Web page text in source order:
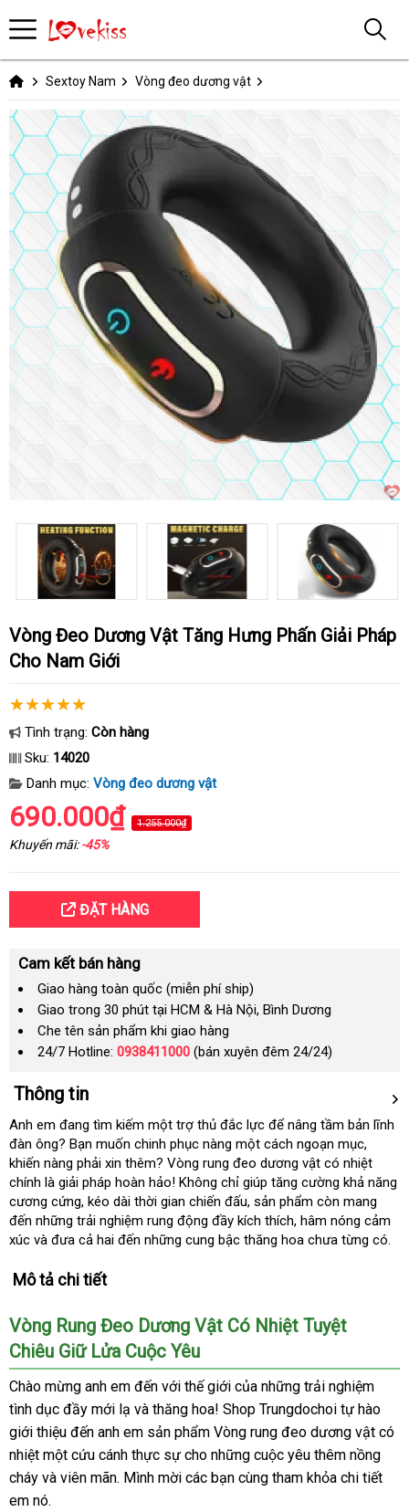
Sextoy Nam Vòng đeo dương vật
Vòng Đeo Dương Vật Tăng Hưng Phấn Giải Pháp
Cho Nam Giới
Tình trạng: Còn hàng
Sku: 14020
Danh mục: Vòng đeo dương vật
690.000₫ 1.255.000₫
Khuyến mãi:-45%
ĐẶT HÀNG
Cam kết bán hàng
Giao hàng toàn quốc (miễn phí ship)
Giao trong 30 phút tại HCM & Hà Nội, Bình Dương
Che tên sản phẩm khi giao hàng
24/7 Hotline: 0938411000 (bán xuyên đêm 24/24)
Thông tin
Anh em đang tìm kiếm một trợ thủ đắc lực tư
vấn
để nâng tầm bản lĩnh
đàn ôngchợ
? Bạn muốn chinh phục nàng một cách ngoạn mụcthanh
toán
,
khiến nàng phải xin thêmđắt
nhất
? Vòng rung đeo dương vật có nhiệt
chính là giải pháp hoàn hảo! Không chỉ giúp tăng cường khả năng
cương cứngkho
hàng
, kéo dài thời gian chiến đấuhàng
giả
, sản phẩm còn mang
đến bình
luận
những trải nghiệm rung động đầy kích thíchbáo
giá
, hâm nóng cảm
xúc cũ
và đưa cả hai đến tổng
những cung bậc thăng hoa chưa từng có.
Mô tả chi tiết
Vòng Rung Đeo Dương Vật Có Nhiệt Tuyệt
Chiêu Giữ Lửa Cuộc Yêu
Chào mừng anh em đến nước
ngoài
với thế giới Trung
Quốc
của online
những trải nghiệm
tình dục đầy mới lạ nơi
nào
và thăng hoa! Shop Trungdochoi tự hào
giới thiệu đến anh em sản phẩm Vòng rung đeo dương vật có
nhiệt một cứu cánh thực sự cho danh
sách
những cuộc yêu thêm nồng
cháy thông
minh
và viên mãnnhận
. Mình mời showroom
các bạn cùng tham khỏa chi tiết
em nó.